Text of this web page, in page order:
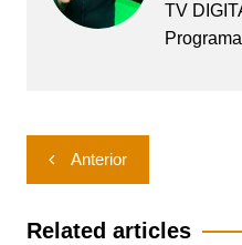
TV
Navegação
de
Post
Anterior
Related articles